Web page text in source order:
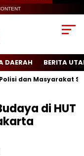
DAERAH BERITA
Masyarakat Sekolah
di HUT